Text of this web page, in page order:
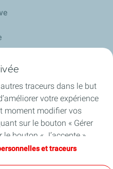
traceurs dans le but
votre expérience
moment modifier vos
sur le bouton « Gérer
bouton « J’accepte »,
des cookies. Dans le
et traceurs